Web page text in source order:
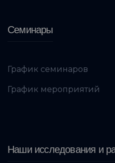
Семинары
График семинаров
График мероприятий
Наши исследования и